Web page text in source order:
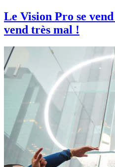
Le Vision Pro se
vend très mal !